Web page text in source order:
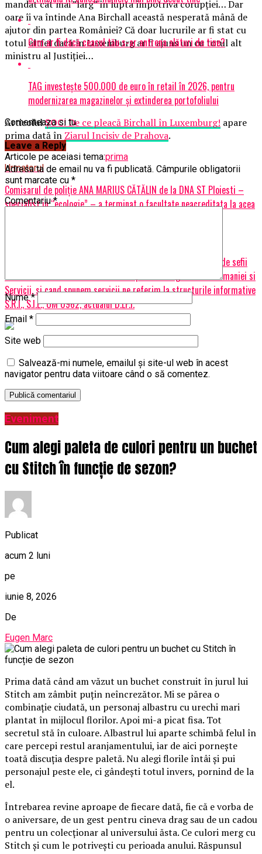
mandat cât mai ”larg” în lupta împotriva corupției… Dar
oare îi va întinde Ana Birchall această nesperată mână de
ajutor din partea României? Că doar lucrurile ar fi stat cu
totul altfel dacă în Luxemburg ar fi ajuns un cu totul alt
ministru al Justiției…
ArticolulȘOC! De ce pleacă Birchall în Luxemburg! apare
prima dată în Ziarul Incisiv de Prahova.
Articole pe aceiasi tema:prima
Urmatorul
Comisarul de poliție ANA MARIUS CĂTĂLIN de la DNA ST Ploiesti –
specialist in “ecologie” – a terminat o facultate neacreditata la acea
SOC SI GROAZA/ Procurorul Negulescu Mircea era perceput de sefii
sai ierahici ca este interfata dintre procurorul general al Romaniei si
Servicii, si cand spunem servicii ne referim la structurile informative
S.R.I., S.I.E., UM 0962, actualul D.LP.I.
Cum ar fi dacă ceasul tău s-ar antrena alături de tine?
TAG investește 500.000 de euro în retail în 2026, pentru
modernizarea magazinelor și extinderea portofoliului
Comenteaza si tu
Leave a Reply
Adresa ta de email nu va fi publicată. Câmpurile obligatorii
sunt marcate cu *
Comentariu*
Nume*
Email *
Site web
Salvează-mi numele, emailul și site-ul web în acest
navigator pentru data viitoare când o să comentez.
Eveniment
Cum alegi paleta de culori pentru un buchet
cu Stitch în funcție de sezon?
Publicat
acum 2 luni
pe
iunie 8, 2026
De
Eugen Marc
Prima dată când am văzut un buchet construit în jurul lui
Stitch am zâmbit puțin neîncrezător. Mi se părea o
combinație ciudată, un personaj albastru cu urechi mari
plantat în mijlocul florilor. Apoi mi-a picat fisa. Tot
secretul stă în culoare. Albastrul lui aparte schimbă felul în
care percepi restul aranjamentului, iar de aici pornește
toată discuția despre paletă. Nu alegi florile întâi și pui
personajul peste ele, ci gândești totul invers, pornind de la
el.
Întrebarea revine aproape de fiecare dată, fie că e vorba de
o aniversare, de un gest pentru cineva drag sau de un cadou
pentru un colecționar al universului ăsta. Ce culori merg cu
Stitch și cum le potrivești cu perioada anului. Răspunsul